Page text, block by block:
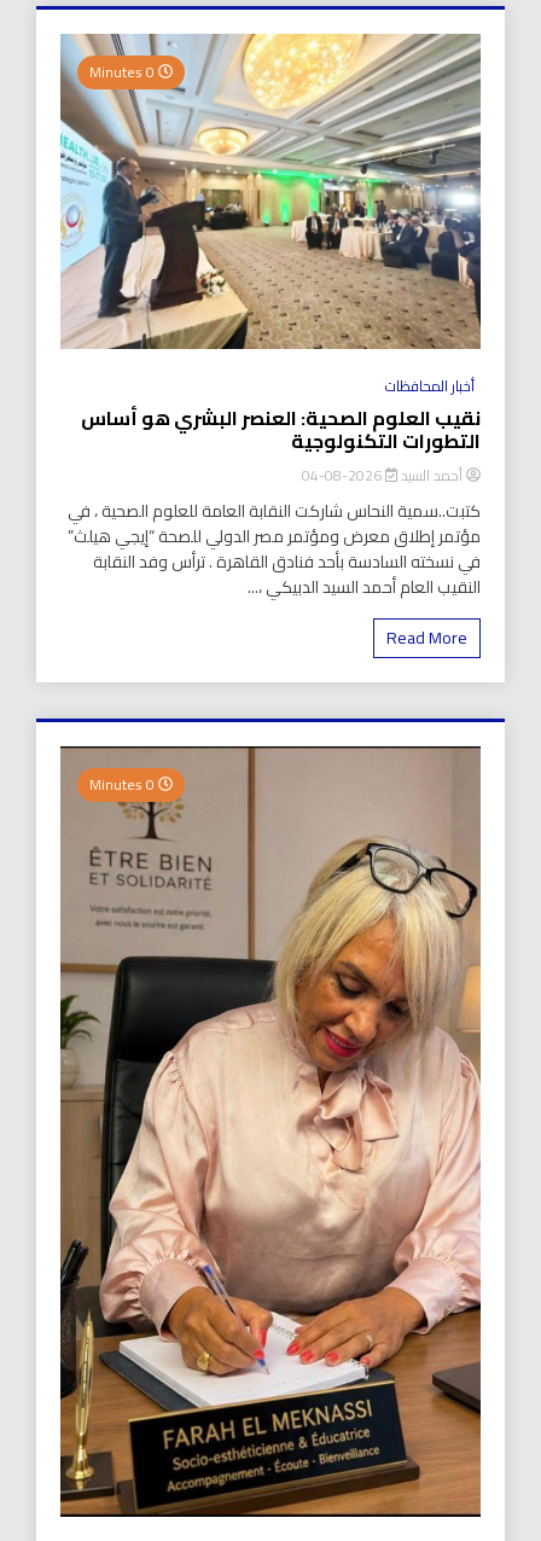
أخبار المحافظات
نقيب العلوم الصحية: العنصر البشري هو أساس
التطورات التكنولوجية
أحمد السيد 2026-08-04
كتبت..سمية النحاس شاركت النقابة العامة للعلوم الصحية ، في
مؤتمر إطلاق معرض ومؤتمر مصر الدولي للصحة “إيجي هيلث”
في نسخته السادسة بأحد فنادق القاهرة . ترأس وفد النقابة
النقيب العام أحمد السيد الدبيكي ،...
Read More